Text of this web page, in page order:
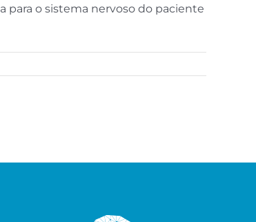
para o sistema nervoso do paciente